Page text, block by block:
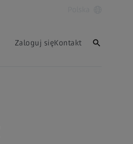
Zaloguj sięKontakt